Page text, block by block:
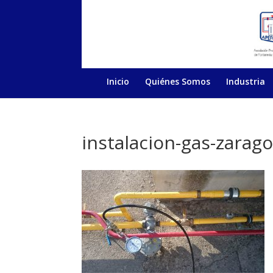
Inicio Quiénes Somos Industria
instalacion-gas-